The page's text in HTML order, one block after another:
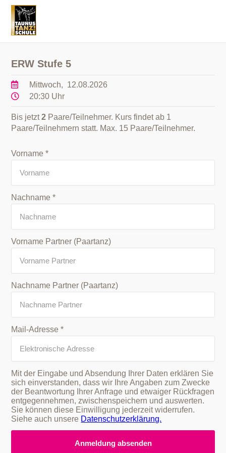
ERW Stufe 5
Mittwoch, 12.08.2026
20:30 Uhr
Bis jetzt2 Paare/Teilnehmer. Kurs findet ab 1
Paare/Teilnehmern statt. Max. 15 Paare/Teilnehmer.
Vorname *
Nachname *
Vorname Partner (Paartanz)
Nachname Partner (Paartanz)
Mail-Adresse *
Mit der Eingabe und Absendung Ihrer Daten erklären Sie
sich einverstanden, dass wir Ihre Angaben zum Zwecke
der Beantwortung Ihrer Anfrage und etwaiger Rückfragen
entgegennehmen, zwischenspeichern und auswerten.
Sie können diese Einwilligung jederzeit widerrufen.
Siehe auch unsere Datenschutzerklärung.